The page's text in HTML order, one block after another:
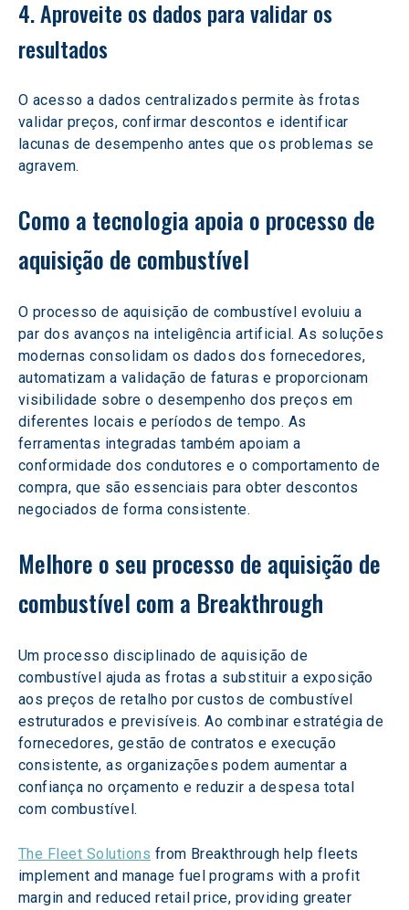
4. Aproveite os dados para validar os
resultados
O acesso a dados centralizados permite às frotas
validar preços, confirmar descontos e identificar
lacunas de desempenho antes que os problemas se
agravem.
Como a tecnologia apoia o processo de
aquisição de combustível
O processo de aquisição de combustível evoluiu a
par dos avanços na inteligência artificial. As soluções
modernas consolidam os dados dos fornecedores,
automatizam a validação de faturas e proporcionam
visibilidade sobre o desempenho dos preços em
diferentes locais e períodos de tempo. As
ferramentas integradas também apoiam a
conformidade dos condutores e o comportamento de
compra, que são essenciais para obter descontos
negociados de forma consistente.
Melhore o seu processo de aquisição de
combustível com a Breakthrough
Um processo disciplinado de aquisição de
combustível ajuda as frotas a substituir a exposição
aos preços de retalho por custos de combustível
estruturados e previsíveis. Ao combinar estratégia de
fornecedores, gestão de contratos e execução
consistente, as organizações podem aumentar a
confiança no orçamento e reduzir a despesa total
com combustível.
The Fleet Solutions from Breakthrough help fleets
implement and manage fuel programs with a profit
margin and reduced retail price, providing greater